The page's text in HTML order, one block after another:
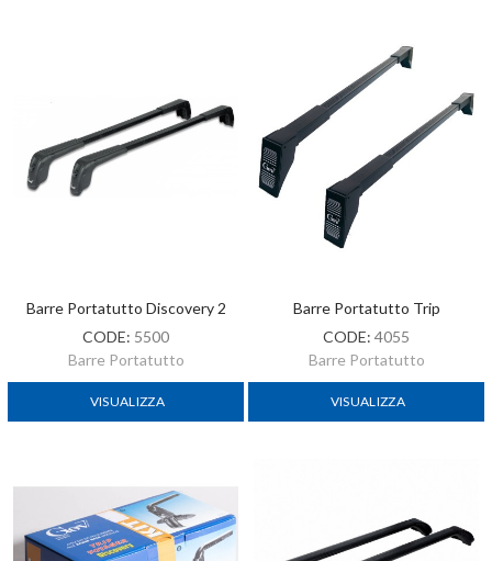
Barre Portatutto Discovery 2
CODE: 5500
Barre Portatutto
VISUALIZZA
Barre Portatutto Trip
CODE: 4055
Barre Portatutto
VISUALIZZA